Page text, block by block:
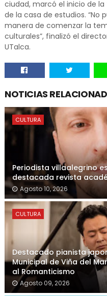
ciudad, marcó el inicio de
de la casa de estudios. “No
manera de comenzar la
culturales”, finalizó el
UTalca.
NOTICIAS
CULTURA
Periodista villaalegrino
destacada revista
Agosto 10, 2026
CULTURA
Destacado pianista
Municipal de Viña del
al Romanticismo
Agosto 09, 2026